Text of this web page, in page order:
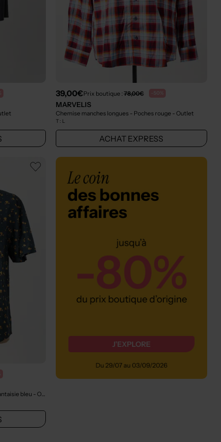
39,00€Prix boutique : 78,00€ -50%
MARVELIS
Chemise manches longues - Poches rouge - Outlet
T : L
ACHAT EXPRESS
bleu - Outlet